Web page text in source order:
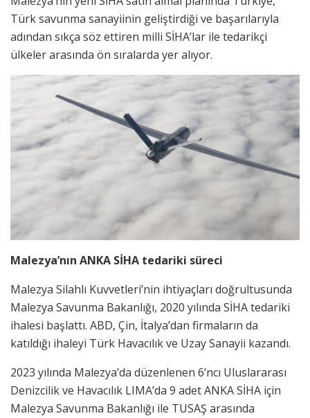
Türk savunma sanayiinin geliştirdiği ve başarılarıyla
adından sıkça söz ettiren milli SİHA’lar ile tedarikçi
ülkeler arasında ön sıralarda yer alıyor.
Malezya’nın ANKA SİHA tedariki süreci
Malezya Silahlı Kuvvetleri’nin ihtiyaçları doğrultusunda
Malezya Savunma Bakanlığı, 2020 yılında SİHA tedariki
ihalesi başlattı. ABD, Çin, İtalya’dan firmaların da
katıldığı ihaleyi Türk Havacılık ve Uzay Sanayii kazandı.
2023 yılında Malezya’da düzenlenen 6’ncı Uluslararası
Denizcilik ve Havacılık LIMA’da 9 adet ANKA SİHA için
Malezya Savunma Bakanlığı ile TUSAŞ arasında